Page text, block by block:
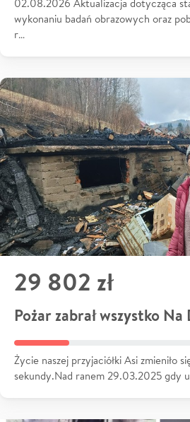
02.08.2026 Aktualizacja dotycząca
wykonaniu badań obrazowych oraz
r…
29 802 zł
Pożar zabrał wszystko
Życie naszej przyjaciółki Asi zmieniło
sekundy.Nad ranem 29.03.2025 gdy